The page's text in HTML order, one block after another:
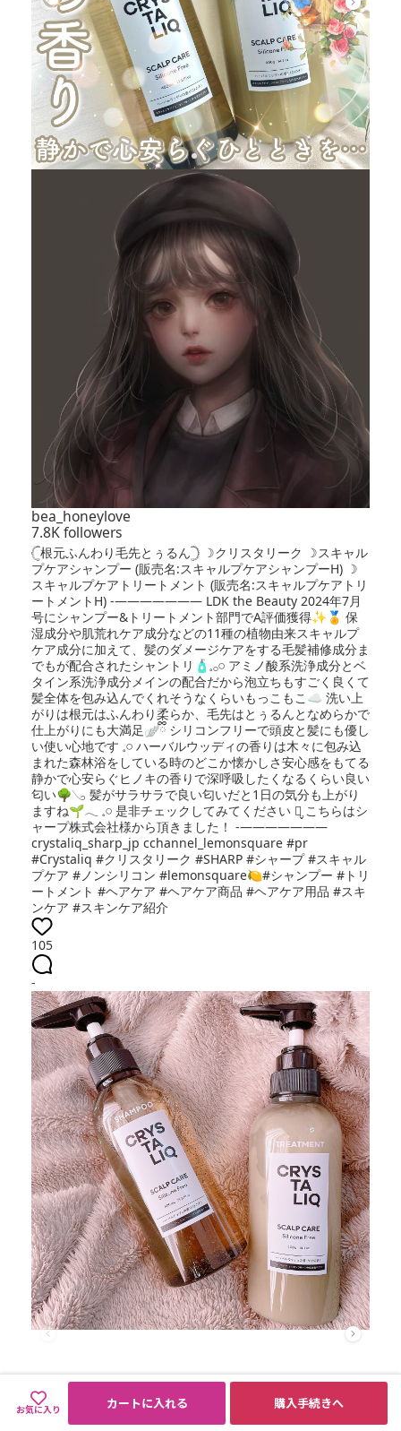
bea_honeylove
7.8K followers
𓊆根元ふんわり毛先とぅるん𓊇 ☽クリスタリーク ☽スキャル
プケアシャンプー (販売名:スキャルプケアシャンプーH) ☽
スキャルプケアトリートメント (販売名:スキャルプケアトリ
ートメントH) -——————— LDK the Beauty 2024年7月
号にシャンプー&トリートメント部門でA評価獲得✨️🏅 保
湿成分や肌荒れケア成分などの11種の植物由来スキャルプ
ケア成分に加えて、髪のダメージケアをする毛髪補修成分ま
でもが配合されたシャントリ🧴𓈒𓂂𓏸 アミノ酸系洗浄成分とベ
タイン系洗浄成分メインの配合だから泡立ちもすごく良くて
髪全体を包み込んでくれそうなくらいもっこもこ☁️ 洗い上
がりは根元はふんわり柔らか、毛先はとぅるんとなめらかで
仕上がりにも大満足🪽ྀི シリコンフリーで頭皮と髪にも優し
い使い心地です‪ 𓈒𓏸 ハーバルウッディの香りは木々に包み込
まれた森林浴をしている時のどこか懐かしさ安心感をもてる
静かで心安らぐヒノキの香りで深呼吸したくなるくらい良い
匂い🌳𓂅 髪がサラサラで良い匂いだと1日の気分も上がり
ますね🌱𓂃 𓈒𓏸 是非チェックしてみてください‪ ⺣̤̬︎︎ こちらはシ
ャープ株式会社様から頂きました！ -———————
crystaliq_sharp_jp cchannel_lemonsquare #pr
#Crystaliq #クリスタリーク #SHARP #シャープ #スキャル
プケア #ノンシリコン #lemonsquare🍋#シャンプー #トリ
ートメント #ヘアケア #ヘアケア商品 #ヘアケア用品 #スキ
ンケア #スキンケア紹介
105
-
購入手続きへ
カートに入れる
お気に入り